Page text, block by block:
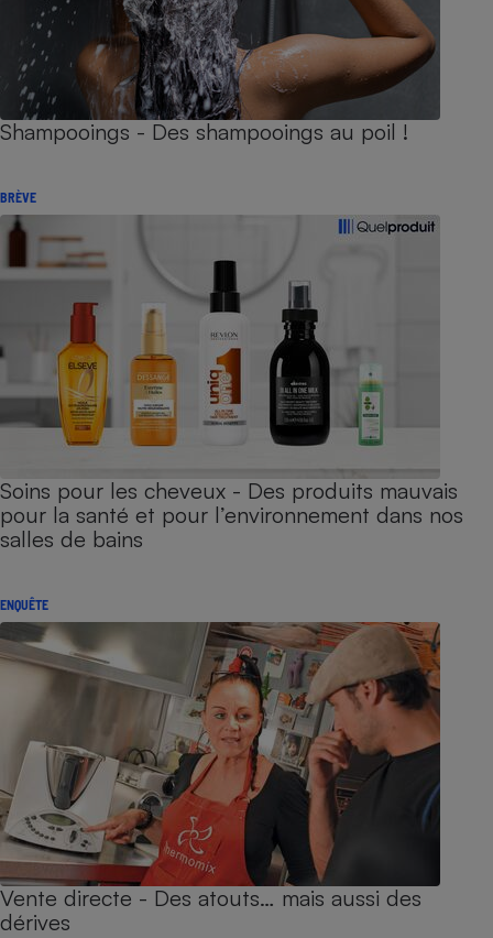
Shampooings - Des shampooings au poil !
BRÈVE
Soins pour les cheveux - Des produits mauvais
pour la santé et pour l’environnement dans nos
salles de bains
ENQUÊTE
Vente directe - Des atouts… mais aussi des
dérives